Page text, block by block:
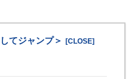
てジャンプ＞